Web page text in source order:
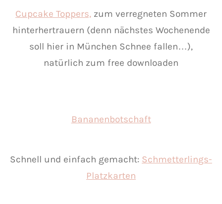
Cupcake Toppers, zum verregneten Sommer
hinterhertrauern (denn nächstes Wochenende
soll hier in München Schnee fallen…),
natürlich zum free downloaden
Bananenbotschaft
Schnell und einfach gemacht: Schmetterlings-
Platzkarten